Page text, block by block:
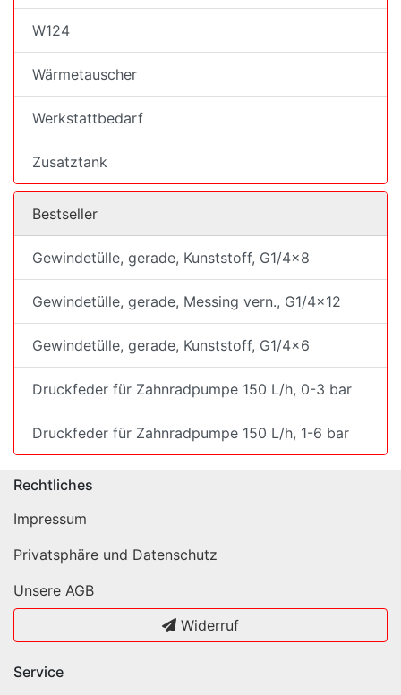
W124
Wärmetauscher
Werkstattbedarf
Zusatztank
Bestseller
Gewindetülle, gerade, Kunststoff, G1/4x8
Gewindetülle, gerade, Messing vern., G1/4x12
Gewindetülle, gerade, Kunststoff, G1/4x6
Druckfeder für Zahnradpumpe 150 L/h, 0-3 bar
Druckfeder für Zahnradpumpe 150 L/h, 1-6 bar
Rechtliches
Impressum
Privatsphäre und Datenschutz
Unsere AGB
Widerruf
Service